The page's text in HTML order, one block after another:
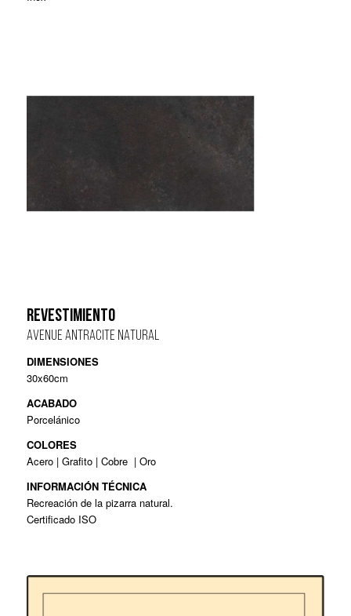
REVESTIMIENTO
AVENUE ANTRACITE NATURAL
DIMENSIONES
30x60cm
ACABADO
Porcelánico
COLORES
Acero | Grafito | Cobre | Oro
INFORMACIÓN TÉCNICA
Recreación de la pizarra natural.
Certificado ISO